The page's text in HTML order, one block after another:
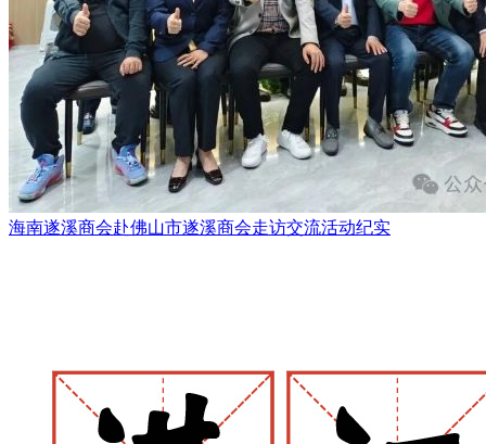
海南遂溪商会赴佛山市遂溪商会走访交流活动纪实